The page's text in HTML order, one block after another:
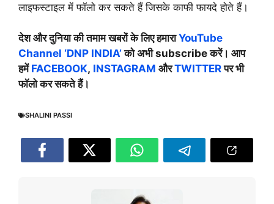
लाइफस्टाइल में फॉलो कर सकते हैं जिसके काफी फायदे होते हैं।
देश और दुनिया की तमाम खबरों के लिए हमाराYouTube
Channel ‘DNP INDIA’को अभी subscribe करें। आप
हमें FACEBOOK, INSTAGRAM औरTWITTERपर भी
फॉलो कर सकते हैं।
SHALINI PASSI